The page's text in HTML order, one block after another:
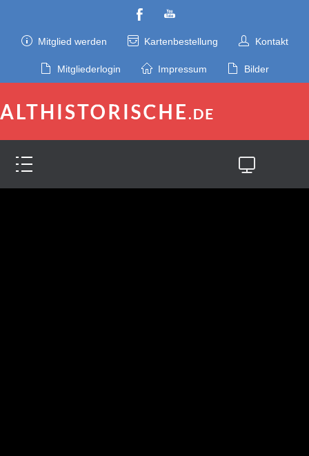
Mitglied werden Kartenbestellung Kontakt
Mitgliederlogin Impressum Bilder